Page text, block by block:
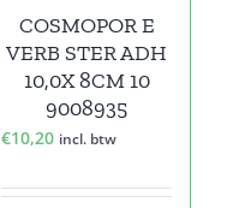
COSMOPOR E
VERB STER ADH
10,0X 8CM 10
9008935
€10,20 incl. btw